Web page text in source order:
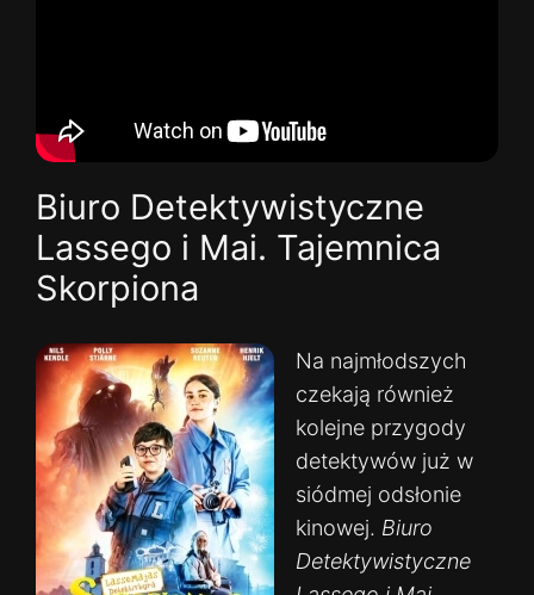
Biuro Detektywistyczne
Lassego i Mai. Tajemnica
Skorpiona
Na najmłodszych
czekają również
kolejne przygody
detektywów już w
siódmej odsłonie
kinowej. Biuro
Detektywistyczne